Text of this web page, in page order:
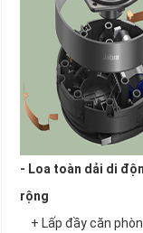
- Loa toàn dải di
rộng
+ Lấp đầy căn